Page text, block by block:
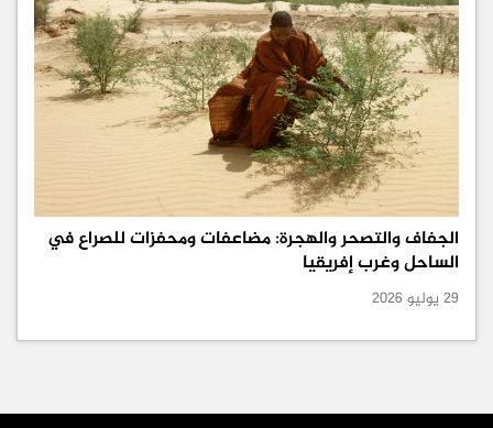
الجفاف والتصحر والهجرة: مضاعفات ومحفزات للصراع في
الساحل وغرب إفريقيا
29 يوليو 2026